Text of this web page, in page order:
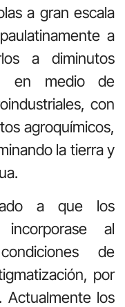
a gran escala
a
a diminutos
en medio de
con
agroquímicos,
la tierra y
a que los
al
de
por
Actualmente los